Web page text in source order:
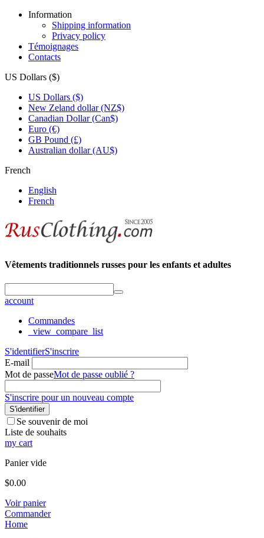
Information
Shipping information
Privacy policy
Témoignages
Contacts
US Dollars ($)
US Dollars ($)
New Zeland dollar (NZ$)
Canadian Dollar (Can$)
Euro (€)
GB Pound (£)
Australian dollar (AU$)
French
English
French
Vêtements traditionnels russes pour les enfants et adultes
account
Commandes
_view_compare_list
S'identifierS'inscrire
E-mail
Mot de passeMot de passe oublié ?
S'inscrire pour un nouveau compte
S'identifier
Se souvenir de moi
Liste de souhaits
my cart
Panier vide
$0.00
Voir panier
Commander
Home